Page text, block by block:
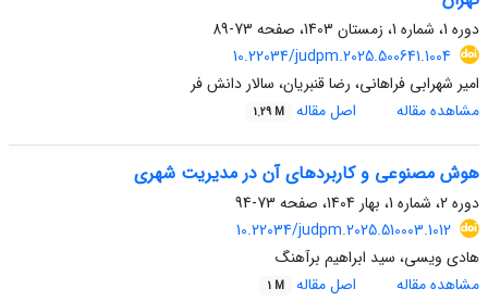
دوره 1، شماره 1، زمستان 1403، صفحه
73-89
10.22034/judpm.2025.500641.1004
امیر شهرابی فراهانی، رضا قنبریان، سالار دانش فر
مشاهده مقاله
اصل مقاله 1.29 M
هوش مصنوعی و کاربرد‌های آن در مدیریت شهری
دوره 2، شماره 1، بهار 1404، صفحه
73-94
10.22034/judpm.2025.510003.1012
هادی ویسی، سید ابراهیم برآهنگ
مشاهده مقاله
اصل مقاله 1 M